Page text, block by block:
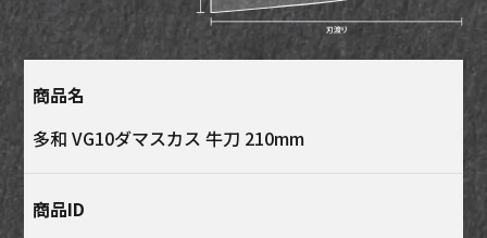
商品名
多和 VG10ダマスカス 牛刀 210mm
商品ID